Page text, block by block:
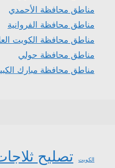
مناطق محافظة الأحمدي
مناطق محافظة الفروانية
مناطق محافظة الكويت
مناطق محافظة حولي
مناطق محافظة مبارك
الكويت تصليح